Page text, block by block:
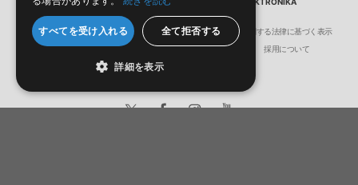
サンプルパック製品には、原則として日本語版操作マニュアルをご
用意しておりません。ご購入後のご不明点や詳細に関するお問い合
わせなどはテクニカルサポートまでご連絡ください。
デモソングは、製品収録サウンドを使ってできることを紹介するた
めのデモンストレーション用の楽曲です。原則として、デモソング
そのものをお使いいただくことはできません。また、デモソングを
2022.06.06
Reason Studios社「Reason」及び関連ソフトでのプリセット追
加方法
KONTAKT ライブラリのロード方法（Native Access 非対応製
品）
会社概要 環境保護（CSR）への取り組み
特定商取引に関する法律に基づく表示
サイト動作環境
利用規約 個人情報の保護について 採用について
すべてを受け入れる 全て拒否する
詳細を表示